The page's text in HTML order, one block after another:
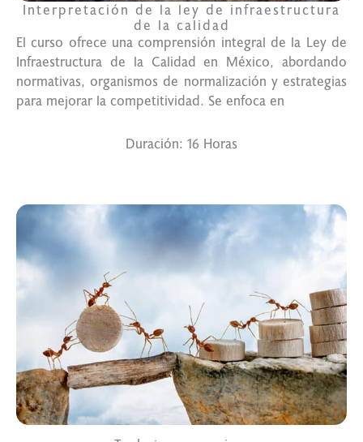
Interpretación de la ley de infraestructura
de la calidad
El curso ofrece una comprensión integral de la Ley de
Infraestructura de la Calidad en México, abordando
normativas, organismos de normalización y estrategias
para mejorar la competitividad. Se enfoca en
Duración: 16 Horas